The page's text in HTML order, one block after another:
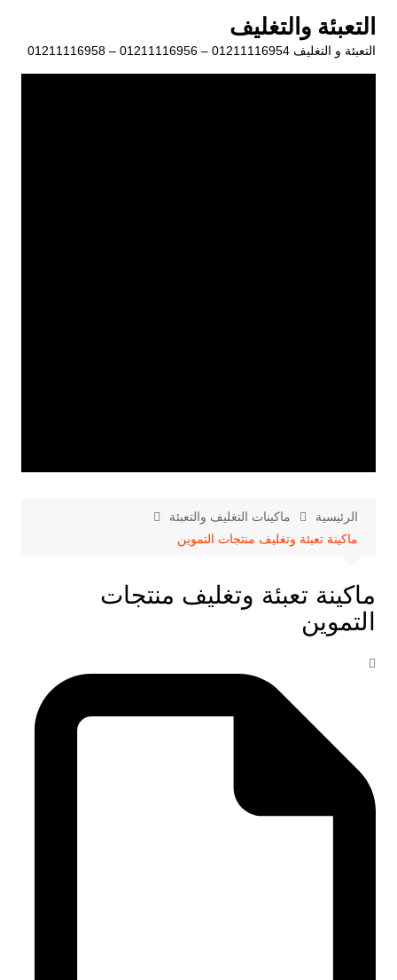
المحتوى
التعبئة والتغليف
التعبئة و التغليف 01211116954 – 01211116956 – 01211116958
الرئيسية
ماكينات التغليف والتعبئة
ماكينة تعبئة وتغليف منتجات التموين
ماكينة تعبئة وتغليف منتجات
التموين